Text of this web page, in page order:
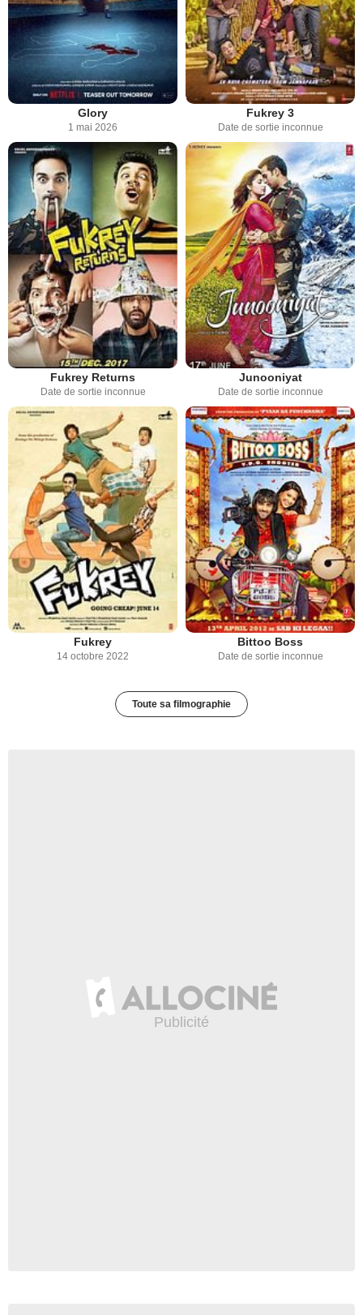
Glory
1 mai 2026
Fukrey 3
Date de sortie inconnue
Fukrey Returns
Date de sortie inconnue
Junooniyat
Date de sortie inconnue
Fukrey
14 octobre 2022
Bittoo Boss
Date de sortie inconnue
Toute sa filmographie